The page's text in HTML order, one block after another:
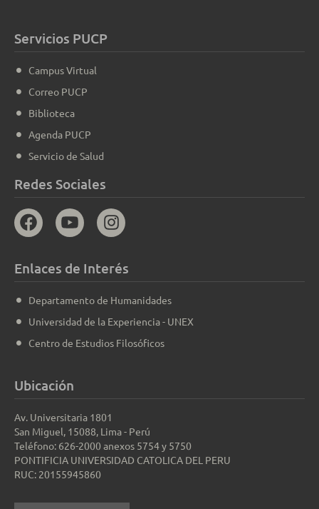
Servicios PUCP
Campus Virtual
Correo PUCP
Biblioteca
Agenda PUCP
Servicio de Salud
Redes Sociales
Enlaces de Interés
Departamento de Humanidades
Universidad de la Experiencia - UNEX
Centro de Estudios Filosóficos
Ubicación
Av. Universitaria 1801
San Miguel, 15088, Lima - Perú
Teléfono: 626-2000 anexos 5754 y 5750
PONTIFICIA UNIVERSIDAD CATOLICA DEL PERU
RUC: 20155945860